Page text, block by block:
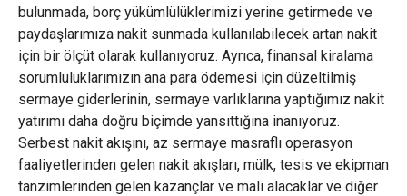
bulunmada, borç yükümlülüklerimizi yerine getirmede ve
paydaşlarımıza nakit sunmada kullanılabilecek artan nakit
için bir ölçüt olarak kullanıyoruz. Ayrıca, finansal kiralama
sorumluluklarımızın ana para ödemesi için düzeltilmiş
sermaye giderlerinin, sermaye varlıklarına yaptığımız nakit
yatırımı daha doğru biçimde yansıttığına inanıyoruz.
Serbest nakit akışını, az sermaye masraflı operasyon
faaliyetlerinden gelen nakit akışları, mülk, tesis ve ekipman
tanzimlerinden gelen kazançlar ve mali alacaklar ve diğer